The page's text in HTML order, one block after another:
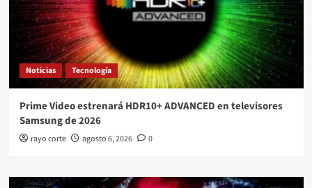
Noticias Tecnología
Prime Video estrenará HDR10+ ADVANCED en televisores
Samsung de 2026
rayo corte agosto 6, 2026 0